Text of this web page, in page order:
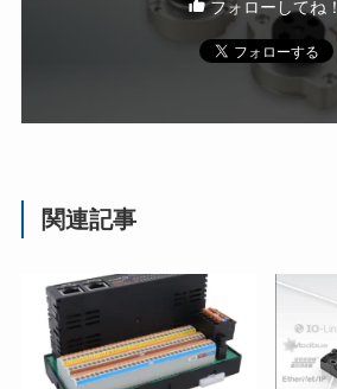
フォローしてね！
関連記事